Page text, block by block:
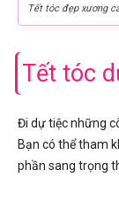
Tết tóc đẹp xương
Tết tóc
Đi dự tiệc những
Bạn có thể tham
phần sang trọng